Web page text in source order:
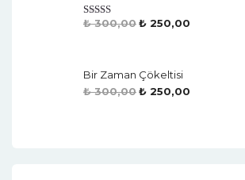
Rated4.50
₺300,00₺ 250,00
Bir Zaman Çökeltisi
₺300,00₺ 250,00